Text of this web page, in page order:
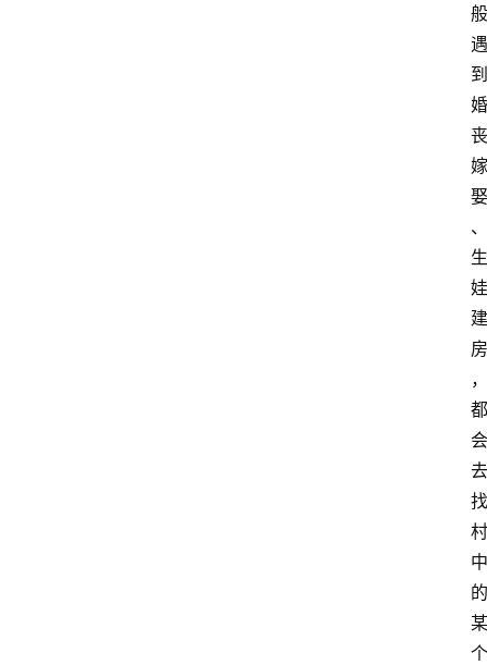
般
遇
到
婚
丧
嫁
娶
、
生
娃
建
房
，
都
会
去
找
村
中
的
某
个